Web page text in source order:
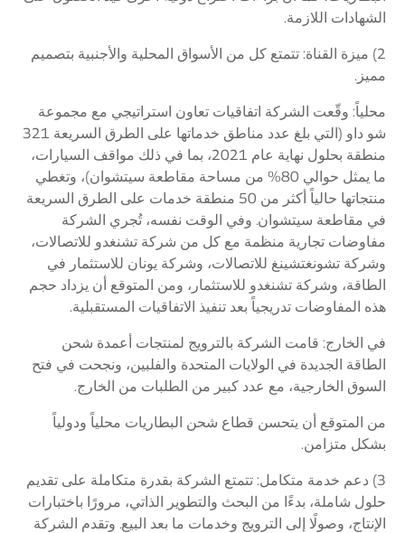
الشهادات اللازمة.
2) ميزة القناة: تتمتع كل من الأسواق المحلية والأجنبية بتصميم
مميز.
محلياً: وقّعت الشركة اتفاقيات تعاون استراتيجي مع مجموعة
شو داو (التي بلغ عدد مناطق خدماتها على الطرق السريعة 321
منطقة بحلول نهاية عام 2021، بما في ذلك مواقف السيارات،
ما يمثل حوالي 80% من مساحة مقاطعة سيتشوان)، وتغطي
منتجاتها حالياً أكثر من 50 منطقة خدمات على الطرق السريعة
في مقاطعة سيتشوان. وفي الوقت نفسه، تُجري الشركة
مفاوضات تجارية منظمة مع كل من شركة تشنغدو للاتصالات،
وشركة تشونغتشينغ للاتصالات، وشركة يونان للاستثمار في
الطاقة، وشركة تشنغدو للاستثمار، ومن المتوقع أن يزداد حجم
هذه المفاوضات تدريجياً بعد تنفيذ الاتفاقيات المستقبلية.
في الخارج: قامت الشركة بالترويج لمنتجات أعمدة شحن
الطاقة الجديدة في الولايات المتحدة والفلبين، ونجحت في فتح
السوق الخارجية، مع عدد كبير من الطلبات من الخارج.
من المتوقع أن يتحسن قطاع شحن البطاريات محلياً ودولياً
بشكل متزامن.
3) دعم خدمة متكامل: تتمتع الشركة بقدرة متكاملة على تقديم
حلول شاملة، بدءًا من البحث والتطوير الذاتي، مرورًا باختبارات
الإنتاج، وصولًا إلى الترويج وخدمات ما بعد البيع. وتقدم الشركة